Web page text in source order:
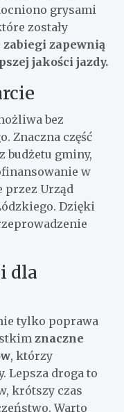
grysami
zostały
zabiegi zapewnią
jakości jazdy.
bez
Znaczna część
budżetu gminy,
w
przez Urząd
Dzięki
dla
tylko poprawa
znaczne
, którzy
Lepsza droga to
krótszy czas
Warto